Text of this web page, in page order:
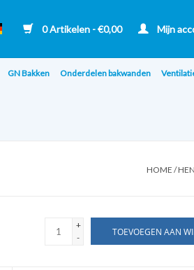
0 Artikelen - €0,00 Mijn
GN Bakken Onderdelen bakwanden
HOME /
+
-
TOEVOEGEN AAN